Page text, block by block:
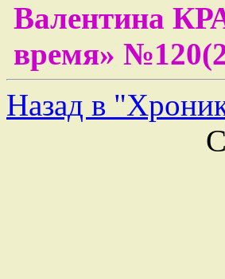
Валентина
время»
Назад в